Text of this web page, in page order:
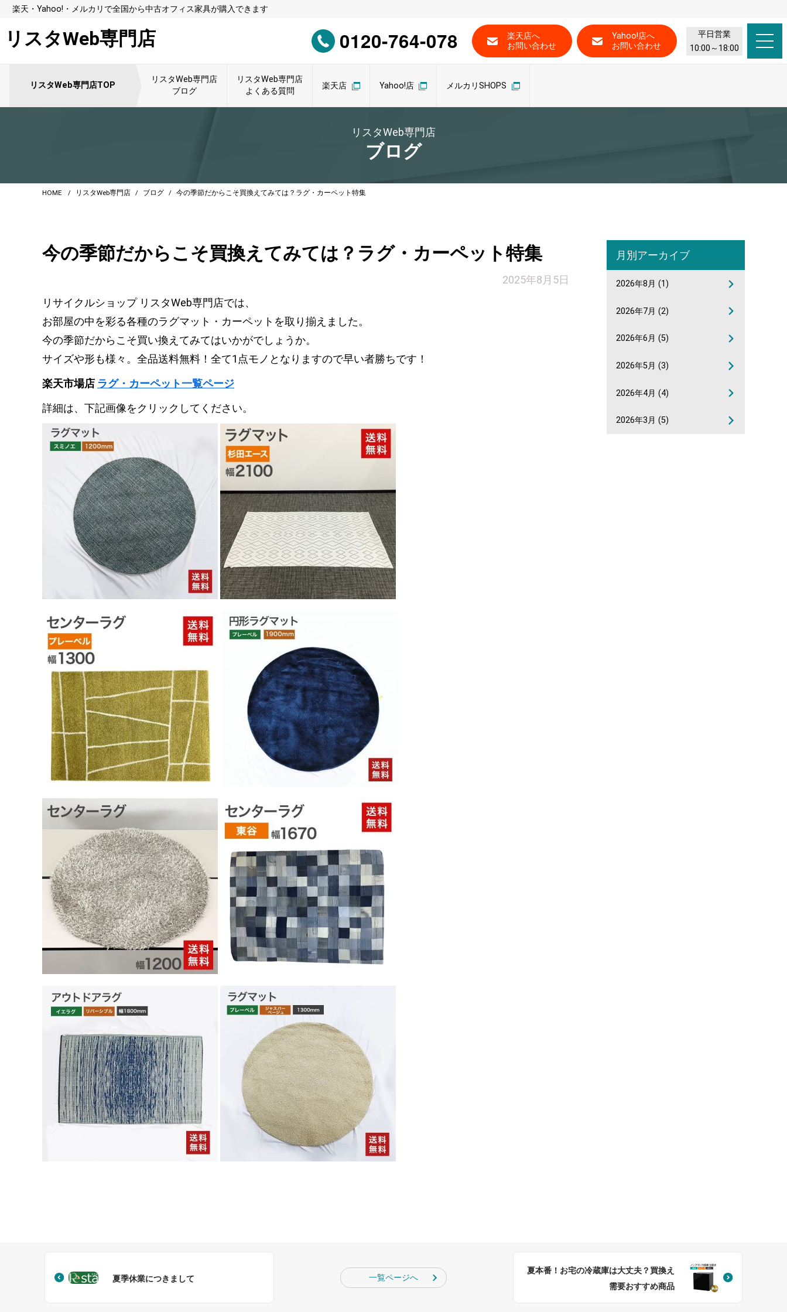
楽天・Yahoo!・メルカリで全国から中古オフィス家具が購入できます
リスタWeb専門店 0120-764-078
楽天店へ
お問い合わせ
Yahoo!店へ
お問い合わせ
平日営業
10:00～18:00
リスタWeb専門店TOP
リスタWeb専門店
ブログ
リスタWeb専門店
よくある質問
楽天店 Yahoo!店 メルカリSHOPS
リスタWeb専門店
ブログ
HOME リスタWeb専門店 ブログ 今の季節だからこそ買換えてみては？ラグ・カーペット特集
今の季節だからこそ買換えてみては？ラグ・カーペット特集
2025年8月5日
リサイクルショップ リスタWeb専門店では、
お部屋の中を彩る各種のラグマット・カーペットを取り揃えました。
今の季節だからこそ買い換えてみてはいかがでしょうか。
サイズや形も様々。全品送料無料！全て1点モノとなりますので早い者勝ちです！
楽天市場店 ラグ・カーペット一覧ページ
詳細は、下記画像をクリックしてください。
月別アーカイブ
2026年8月 (1)
2026年7月 (2)
2026年6月 (5)
2026年5月 (3)
2026年4月 (4)
2026年3月 (5)
夏季休業につきまして
夏本番！お宅の冷蔵庫は大丈夫？買換え
需要おすすめ商品
一覧ページへ